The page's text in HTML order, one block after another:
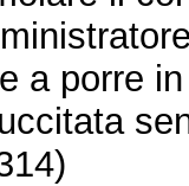
a porre